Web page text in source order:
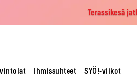
Terassikesä
Ihmissuhteet SYÖ!-viikot